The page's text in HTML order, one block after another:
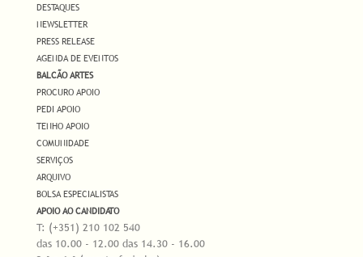
DESTAQUES
NEWSLETTER
PRESS RELEASE
AGENDA DE EVENTOS
BALCÃO ARTES
PROCURO APOIO
PEDI APOIO
TENHO APOIO
COMUNIDADE
SERVIÇOS
ARQUIVO
BOLSA ESPECIALISTAS
APOIO AO CANDIDATO
T: (+351) 210 102 540
das 10.00 - 12.00 das 14.30 - 16.00